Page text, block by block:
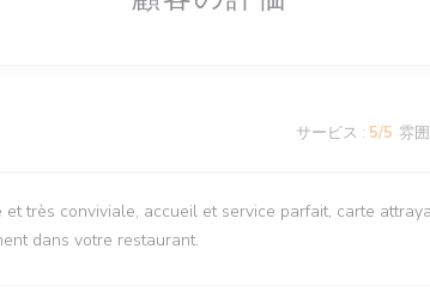
サービス : 5/5 雰
très conviviale, accueil et service parfait, carte
dans votre restaurant.